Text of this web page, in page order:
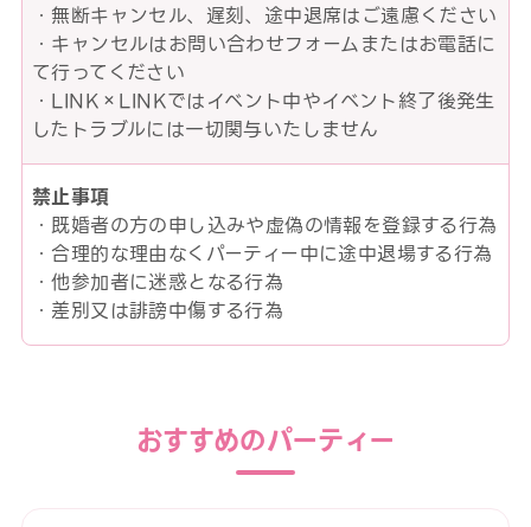
・無断キャンセル、遅刻、途中退席はご遠慮ください
・キャンセルはお問い合わせフォームまたはお電話に
て行ってください
・LINK×LINKではイベント中やイベント終了後発生
したトラブルには一切関与いたしません
禁止事項
・既婚者の方の申し込みや虚偽の情報を登録する行為
・合理的な理由なくパーティー中に途中退場する行為
・他参加者に迷惑となる行為
・差別又は誹謗中傷する行為
おすすめのパーティー